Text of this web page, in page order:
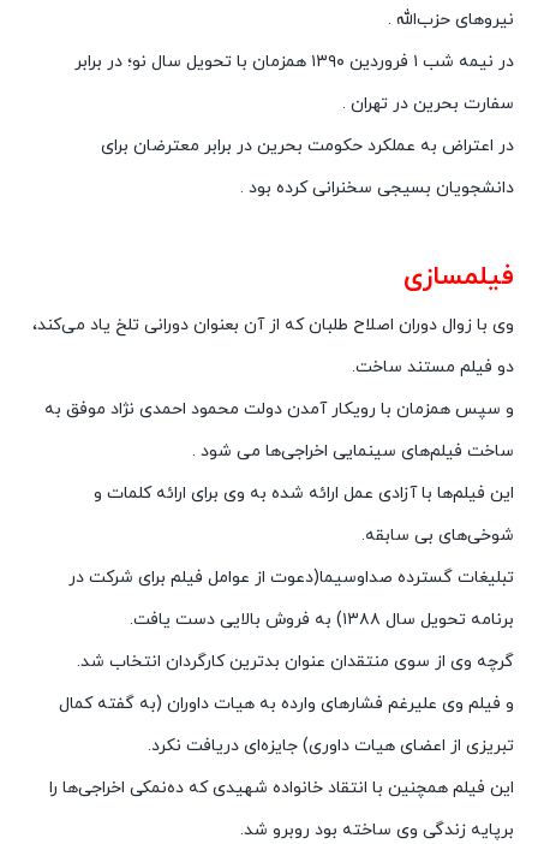
نیروهای حزب‌الله .
در نیمه شب ۱ فروردین ۱۳۹۰ همزمان با تحویل سال نو؛ در برابر
سفارت بحرین در تهران .
در اعتراض به عملکرد حکومت بحرین در برابر معترضان برای
دانشجویان بسیجی سخنرانی کرده بود .
فیلمسازی
وی با زوال دوران اصلاح طلبان که از آن بعنوان دورانی تلخ یاد می‌کند،
دو فیلم مستند ساخت.
و سپس همزمان با رویکار آمدن دولت محمود احمدی نژاد موفق به
ساخت فیلم‌های سینمایی اخراجی‌ها می شود .
این فیلم‌ها با آزادی عمل ارائه شده به وی برای ارائه کلمات و
شوخی‌های بی سابقه.
تبلیغات گسترده صداوسیما(دعوت از عوامل فیلم برای شرکت در
برنامه تحویل سال ۱۳۸۸) به فروش بالایی دست یافت.
گرچه وی از سوی منتقدان عنوان بدترین کارگردان انتخاب شد.
و فیلم وی علیرغم فشارهای وارده به هیات داوران (به گفته کمال
تبریزی از اعضای هیات داوری) جایزه‌ای دریافت نکرد.
این فیلم همچنین با انتقاد خانواده شهیدی که ده‌نمکی اخراجی‌ها را
برپایه زندگی وی ساخته بود روبرو شد.